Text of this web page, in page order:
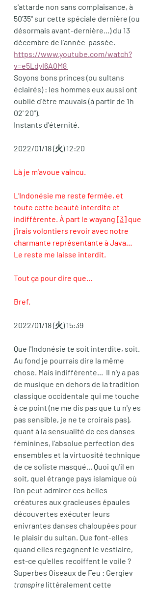
s'attarde non sans complaisance, à
50'35" sur cette spéciale dernière (ou
désormais avant-dernière...) du 13
décembre de l'année  passée.
https://www.youtube.com/watch?
v=e5LdyI6A0M8
Soyons bons princes (ou sultans
éclairés) : les hommes eux aussi ont
oublié d'être mauvais (à partir de 1h
02' 20").
Instants d'éternité.
2022/01/18 (火) 12:20
Là je m’avoue vaincu.
L’Indonésie me reste fermée, et
toute cette beauté interdite et
indifférente. À part le wayang [3] que
j’irais volontiers revoir avec notre
charmante représentante à Java…
Le reste me laisse interdit.
Tout ça pour dire que...
Bref.
2022/01/18 (火) 15:39
Que l'Indonésie te soit interdite, soit.
Au fond je pourrais dire la même
chose. Mais indifférente...  Il n'y a pas
de musique en dehors de la tradition
classique occidentale qui me touche
à ce point (ne me dis pas que tu n'y es
pas sensible, je ne te croirais pas),
quant à la sensualité de ces danses
féminines, l'absolue perfection des
ensembles et la virtuosité technique
de ce soliste masqué... Quoi qu'il en
soit, quel étrange pays islamique où
l'on peut admirer ces belles
créatures aux gracieuses épaules
découvertes exécuter leurs
enivrantes danses chaloupées pour
le plaisir du sultan. Que font-elles
quand elles regagnent le vestiaire,
est-ce qu'elles recoiffent le voile ?
Superbes Oiseaux de Feu : Gergiev
transpire littéralement cette